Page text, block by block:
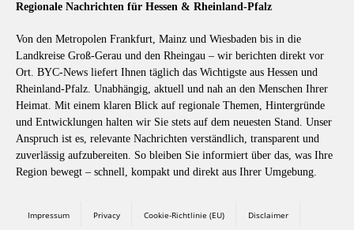
Regionale Nachrichten für Hessen & Rheinland-Pfalz
Von den Metropolen Frankfurt, Mainz und Wiesbaden bis in die
Landkreise Groß-Gerau und den Rheingau – wir berichten direkt vor
Ort. BYC-News liefert Ihnen täglich das Wichtigste aus Hessen und
Rheinland-Pfalz. Unabhängig, aktuell und nah an den Menschen Ihrer
Heimat. Mit einem klaren Blick auf regionale Themen, Hintergründe
und Entwicklungen halten wir Sie stets auf dem neuesten Stand. Unser
Anspruch ist es, relevante Nachrichten verständlich, transparent und
zuverlässig aufzubereiten. So bleiben Sie informiert über das, was Ihre
Region bewegt – schnell, kompakt und direkt aus Ihrer Umgebung.
Impressum Privacy Cookie-Richtlinie (EU) Disclaimer